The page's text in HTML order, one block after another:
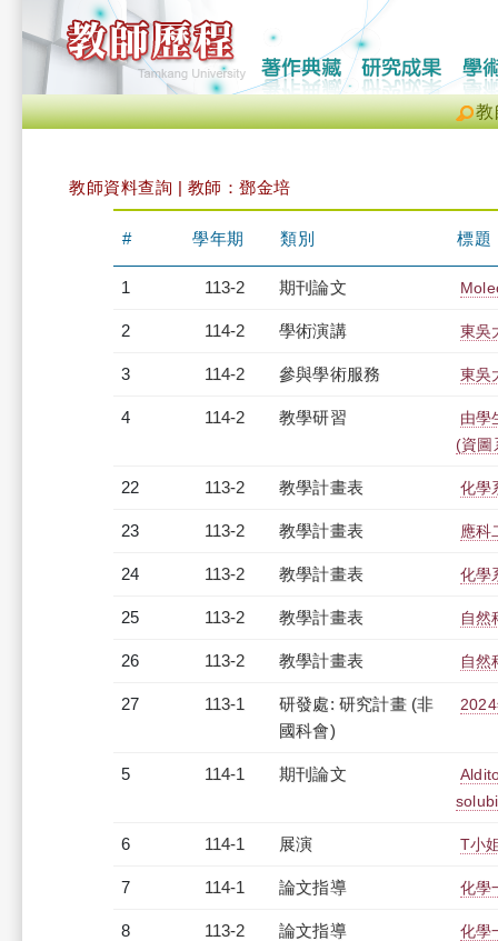
教
教師資料查詢 | 教師：鄧金培
# 學年期 類別 標題
1 113-2 期刊論文
2 114-2 學術演講 東吳
3 114-2 參與學術服務 東吳
4 114-2 教學研習
由學
(資圖
22 113-2 教學計畫表 化學
23 113-2 教學計畫表 應科
24 113-2 教學計畫表 化學
25 113-2 教學計畫表 自然
26 113-2 教學計畫表 自然
27 113-1
研發處: 研究計畫 (非
國科會)
5 114-1 期刊論文
6 114-1 展演 T小
7 114-1 論文指導 化學
8 113-2 論文指導 化學